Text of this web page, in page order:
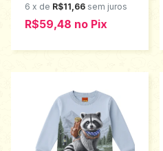
6 x de R$11,66 sem juros
R$59,48 no Pix